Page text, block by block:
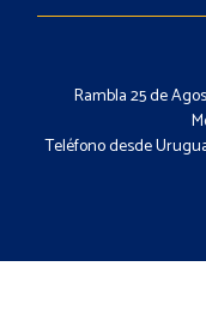
Rambla 25 de
Teléfono desde